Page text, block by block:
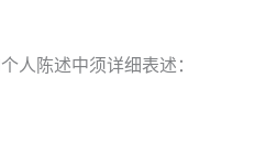
人陈述中须详细表述：